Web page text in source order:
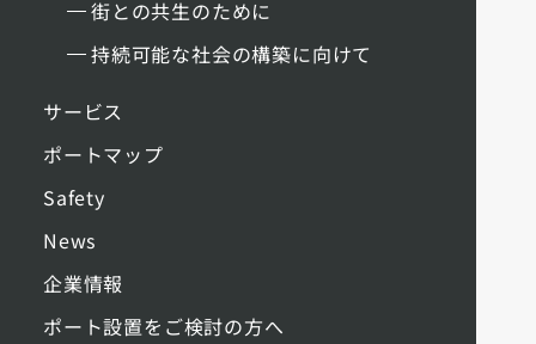
街との共生のために
持続可能な社会の構築に向けて
サービス
ポートマップ
Safety
News
企業情報
ポート設置をご検討の方へ